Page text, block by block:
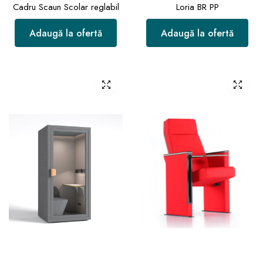
Cadru Scaun Scolar reglabil
Adaugă la ofertă
Loria BR PP
Adaugă la ofertă